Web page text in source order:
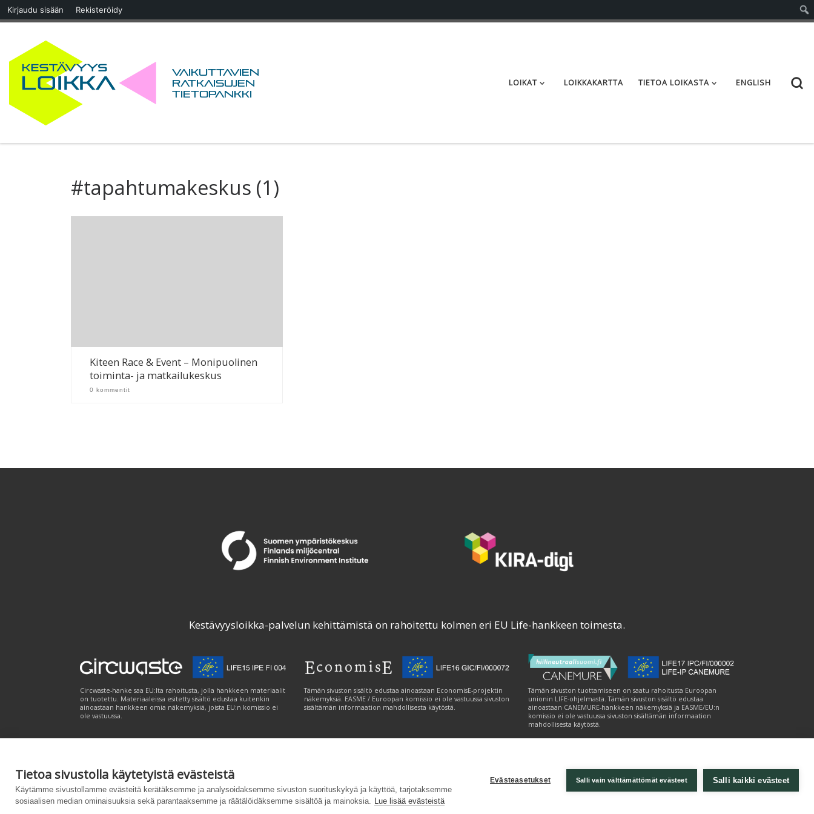
Tietoa sivustolla käytetyistä evästeistä
Käytämme sivustollamme evästeitä kerätäksemme ja analysoidaksemme sivuston suorituskykyä ja käyttöä, tarjotaksemme
sosiaalisen median ominaisuuksia sekä parantaaksemme ja räätälöidäksemme sisältöä ja mainoksia. Lue lisää evästeistä
Evästeasetukset Salli vain välttämättömät evästeet Salli kaikki evästeet
Kirjaudu sisään Rekisteröidy
Skip to content
Vaikuttavien
ratkaisujen
tietopankki
LOIKAT LOIKKAKARTTA TIETOA LOIKASTA ENGLISH
#tapahtumakeskus (1)
Kiteen Race & Event – Monipuolinen
toiminta- ja matkailukeskus
0 kommentit
Kestävyysloikka-palvelun kehittämistä on rahoitettu kolmen eri EU Life-hankkeen toimesta.
Circwaste-hanke saa EU:lta rahoitusta, jolla hankkeen materiaalit
on tuotettu. Materiaaleissa esitetty sisältö edustaa kuitenkin
ainoastaan hankkeen omia näkemyksiä, joista EU:n komissio ei
ole vastuussa.
Tämän sivuston sisältö edustaa ainoastaan EconomisE-projektin
näkemyksiä. EASME / Euroopan komissio ei ole vastuussa sivuston
sisältämän informaation mahdollisesta käytöstä.
Tämän sivuston tuottamiseen on saatu rahoitusta Euroopan
unionin LIFE-ohjelmasta. Tämän sivuston sisältö edustaa
ainoastaan CANEMURE-hankkeen näkemyksiä ja EASME/EU:n
komissio ei ole vastuussa sivuston sisältämän informaation
mahdollisesta käytöstä.
Palvelukuvaus| Tietosuojailmoitus|Saavutettavuusseloste|Evästeasetukset|Lähetä palautetta (syke.fi)
Powered by – SuunniteltuCustomizrilla